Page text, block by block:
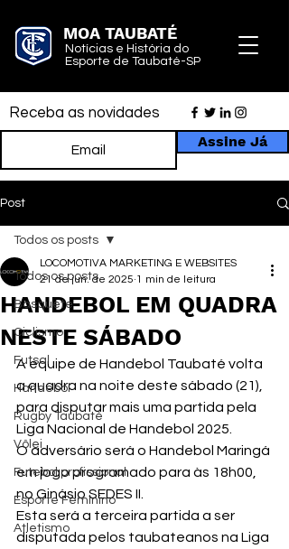
MOA TAUBATÉ
Notícias e História do
Esporte de Taubaté-SP
Receba as novidades
Assine Já
Post
Todos os posts
Basquete
Ciclismo
Futsal
Handebol
Rugby Taubaté
Vôlei
Futebol profissional
Esporte Feminino
Atletismo
Todos os posts
HANDEBOL EM QUADRA
NESTE SÁBADO
LOCOMOTIVA MARKETING E WEBSITES
21 de jun. de 2025 1 min de leitura
A equipe de Handebol Taubaté volta
a quadra na noite deste sábado (21),
para disputar mais uma partida pela
Liga Nacional de Handebol 2025.
O adversário será o Handebol Maringá
em jogo programado para às 18h00,
no Ginásio SEDES II.
Esta será a terceira partida a ser
disputada pelos taubateanos na Liga